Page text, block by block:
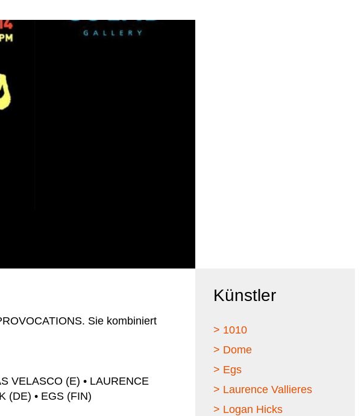
Sie kombiniert
VELASCO (E) • LAURENCE
(DE) • EGS (FIN)
Künstler
> 1010
> Dome
> Egs
> Laurence Vallieres
> Logan Hicks